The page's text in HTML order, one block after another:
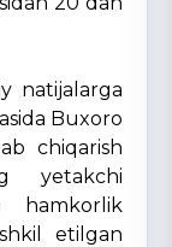
natijalarga
Buxoro
chiqarish
yetakchi
hamkorlik
etilgan